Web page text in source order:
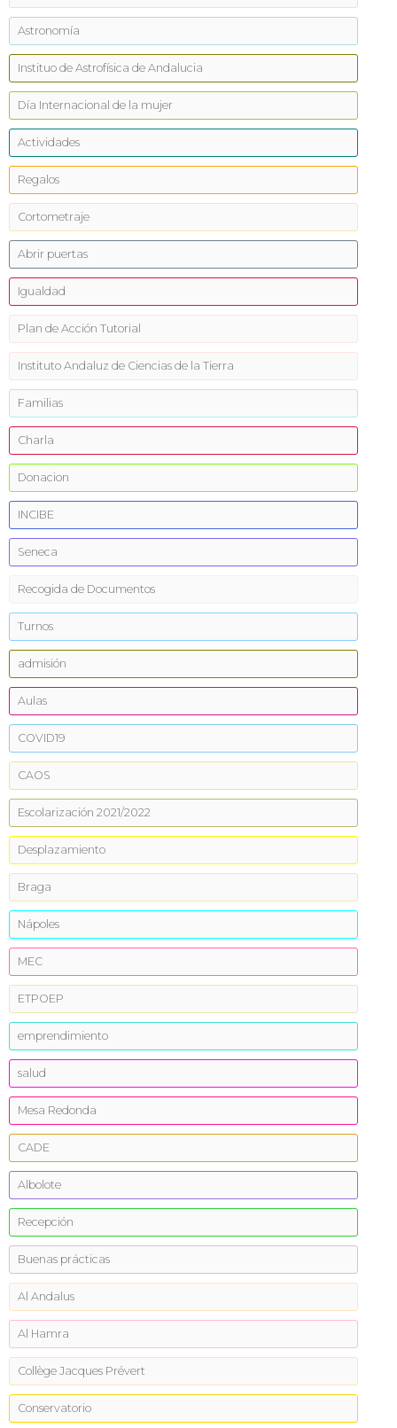
Astronomía
Instituo de Astrofísica de Andalucia
Día Internacional de la mujer
Actividades
Regalos
Cortometraje
Abrir puertas
Igualdad
Plan de Acción Tutorial
Instituto Andaluz de Ciencias de la Tierra
Familias
Charla
Donacion
INCIBE
Seneca
Recogida de Documentos
Turnos
admisión
Aulas
COVID19
CAOS
Escolarización 2021/2022
Desplazamiento
Braga
Nápoles
MEC
ETPOEP
emprendimiento
salud
Mesa Redonda
CADE
Albolote
Recepción
Buenas prácticas
Al Andalus
Al Hamra
Collège Jacques Prévert
Conservatorio